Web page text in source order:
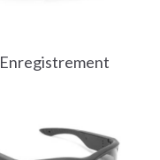
Enregistrement